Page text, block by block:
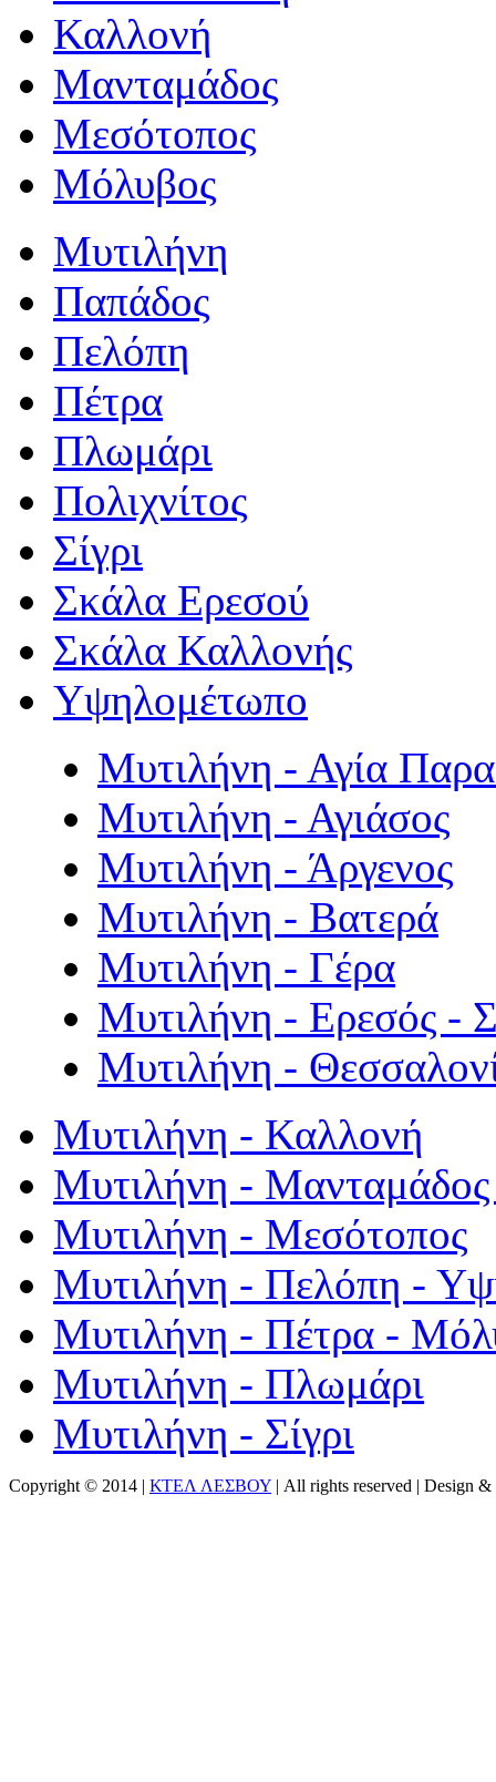
Καλλονή
Μανταμάδος
Μεσότοπος
Μόλυβος
Μυτιλήνη
Παπάδος
Πελόπη
Πέτρα
Πλωμάρι
Πολιχνίτος
Σίγρι
Σκάλα Ερεσού
Σκάλα Καλλονής
Υψηλομέτωπο
Μυτιλήνη - Αγία
Μυτιλήνη - Αγιάσος
Μυτιλήνη - Άργενος
Μυτιλήνη - Βατερά
Μυτιλήνη - Γέρα
Μυτιλήνη - Ερεσός -
Μυτιλήνη -
Μυτιλήνη - Καλλονή
Μυτιλήνη - Μανταμάδος
Μυτιλήνη - Μεσότοπος
Μυτιλήνη - Πελόπη -
Μυτιλήνη - Πέτρα -
Μυτιλήνη - Πλωμάρι
Μυτιλήνη - Σίγρι
Copyright © 2014 | ΚΤΕΛ ΛΕΣΒΟΥ | All rights reserved | Design &